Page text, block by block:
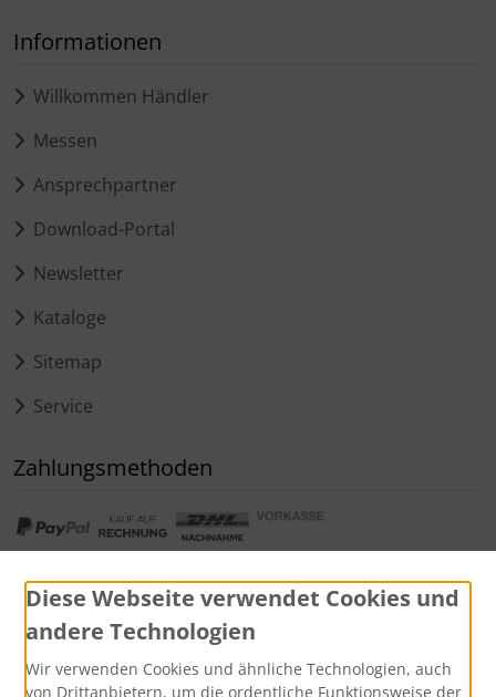
Informationen
Willkommen Händler
Messen
Ansprechpartner
Download-Portal
Newsletter
Kataloge
Sitemap
Service
Zahlungsmethoden
Diese Webseite verwendet Cookies und
andere Technologien
Wir verwenden Cookies und ähnliche Technologien, auch
von Drittanbietern, um die ordentliche Funktionsweise der